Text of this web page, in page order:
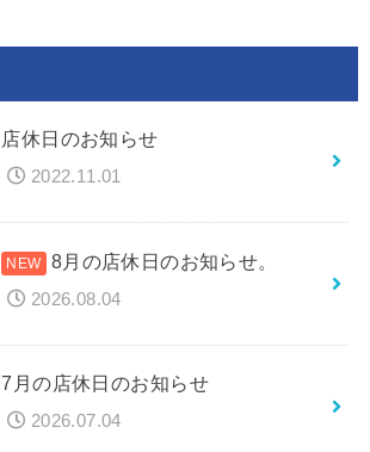
店休日のお知らせ
2022.11.01
8月の店休日のお知らせ。
2026.08.04
7月の店休日のお知らせ
2026.07.04